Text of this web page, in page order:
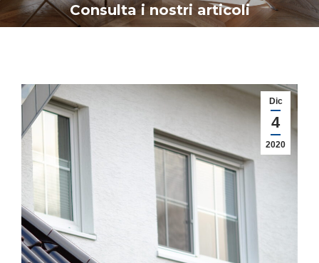
Consulta i nostri articoli
Dic
4
2020